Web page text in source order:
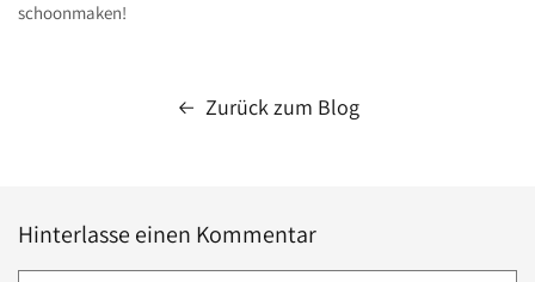
schoonmaken!
Zurück zum Blog
Hinterlasse einen Kommentar